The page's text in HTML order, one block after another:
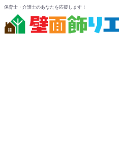
保育士・介護士のあなたを応援します！